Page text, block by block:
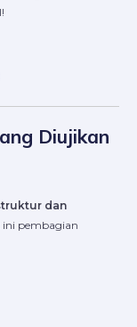
Diujikan
dan
ini pembagian